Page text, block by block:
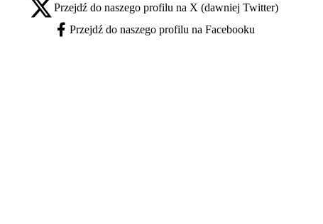
X - otwiera się w nowej karcie
Przejdź do naszego profilu na X (dawniej Twitter)
Facebook - otwiera się w nowej karcie
Przejdź do naszego profilu na Facebooku